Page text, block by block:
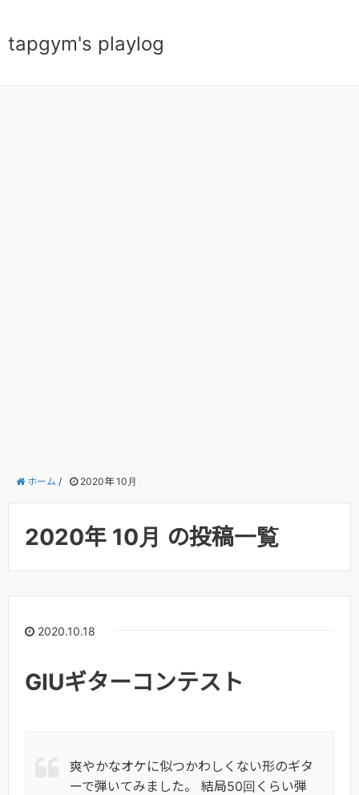
tapgym's playlog
ホーム / 2020年 10月
2020年 10月 の投稿一覧
2020.10.18
GIUギターコンテスト
爽やかなオケに似つかわしくない形のギタ
ーで弾いてみました。 結局50回くらい弾